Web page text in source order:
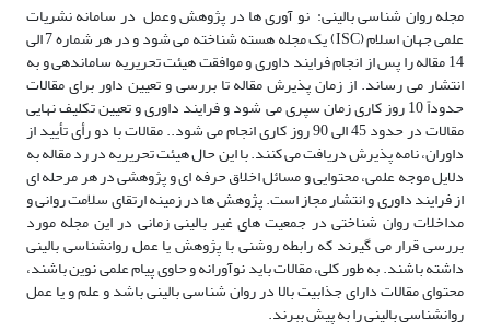
مجله روان شناسی بالینی: نو آوری ها در پژوهش وعمل در سامانه نشریات
علمی جهان اسلام (ISC) یک مجله هسته شناخته می شود و در هر شماره 7 الی
14 مقاله را پس از انجام فرایند داوری و موافقت هیئت تحریریه ساماندهی و به
انتشار می رساند. از زمان پذیرش مقاله تا بررسی و تعیین داور برای مقالات
حدوداً 10 روز کاری زمان سپری می شود و فرایند داوری و تعیین تکلیف نهایی
مقالات در حدود 45 الی 90 روز کاری انجام می شود.. مقالات با دو رأی تأیید از
داوران، نامه پذیرش دریافت می کنند. با این حال هیئت تحریریه در رد مقاله به
دلایل موجه علمی، محتوایی و مسائل اخلاق حرفه ای و پژوهشی در هر مرحله ای
از فرایند داوری و انتشار مجاز است. پژوهش ها در زمینه ارتقای سلامت روانی و
مداخلات روان شناختی در جمعیت های غیر بالینی زمانی در این مجله مورد
بررسی قرار می گیرند که رابطه روشنی با پژوهش یا عمل روانشناسی بالینی
داشته باشند. به طور کلی، مقالات باید نوآورانه و حاوی پیام علمی نوین باشند،
محتوای مقالات دارای جذابیت بالا در روان شناسی بالینی باشد و علم و یا عمل
روانشناسی بالینی را به پیش ببرند.